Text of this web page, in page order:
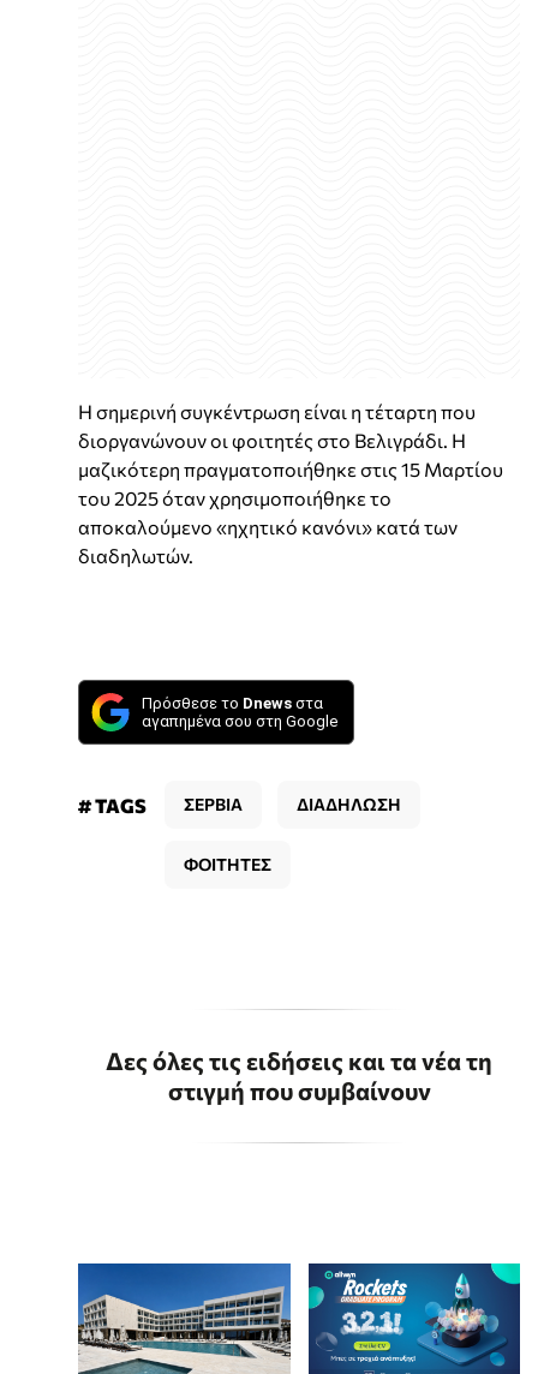
Η σημερινή συγκέντρωση είναι η τέταρτη που
διοργανώνουν οι φοιτητές στο Βελιγράδι. Η
μαζικότερη πραγματοποιήθηκε στις 15 Μαρτίου
του 2025 όταν χρησιμοποιήθηκε το
αποκαλούμενο «ηχητικό κανόνι» κατά των
διαδηλωτών.
Πρόσθεσε το Dnews στα
αγαπημένα σου στη Google
# TAGS ΣΕΡΒΙΑ ΔΙΑΔΗΛΩΣΗ
ΦΟΙΤΗΤΕΣ
Δες όλες τις ειδήσεις και τα νέα τη
στιγμή που συμβαίνουν